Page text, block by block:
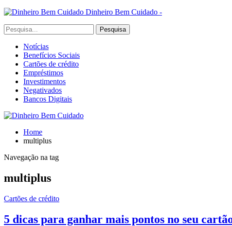
Dinheiro Bem Cuidado -
Notícias
Benefícios Sociais
Cartões de crédito
Empréstimos
Investimentos
Negativados
Bancos Digitais
Home
multiplus
Navegação na tag
multiplus
Cartões de crédito
5 dicas para ganhar mais pontos no seu